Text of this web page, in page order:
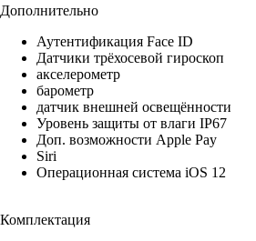
Дополнительно
Аутентификация Face ID
Датчики трёхосевой гироскоп
акселерометр
барометр
датчик внешней освещённости
Уровень защиты от влаги IP67
Доп. возможности Apple Pay
Siri
Операционная система iOS 12
Комплектация